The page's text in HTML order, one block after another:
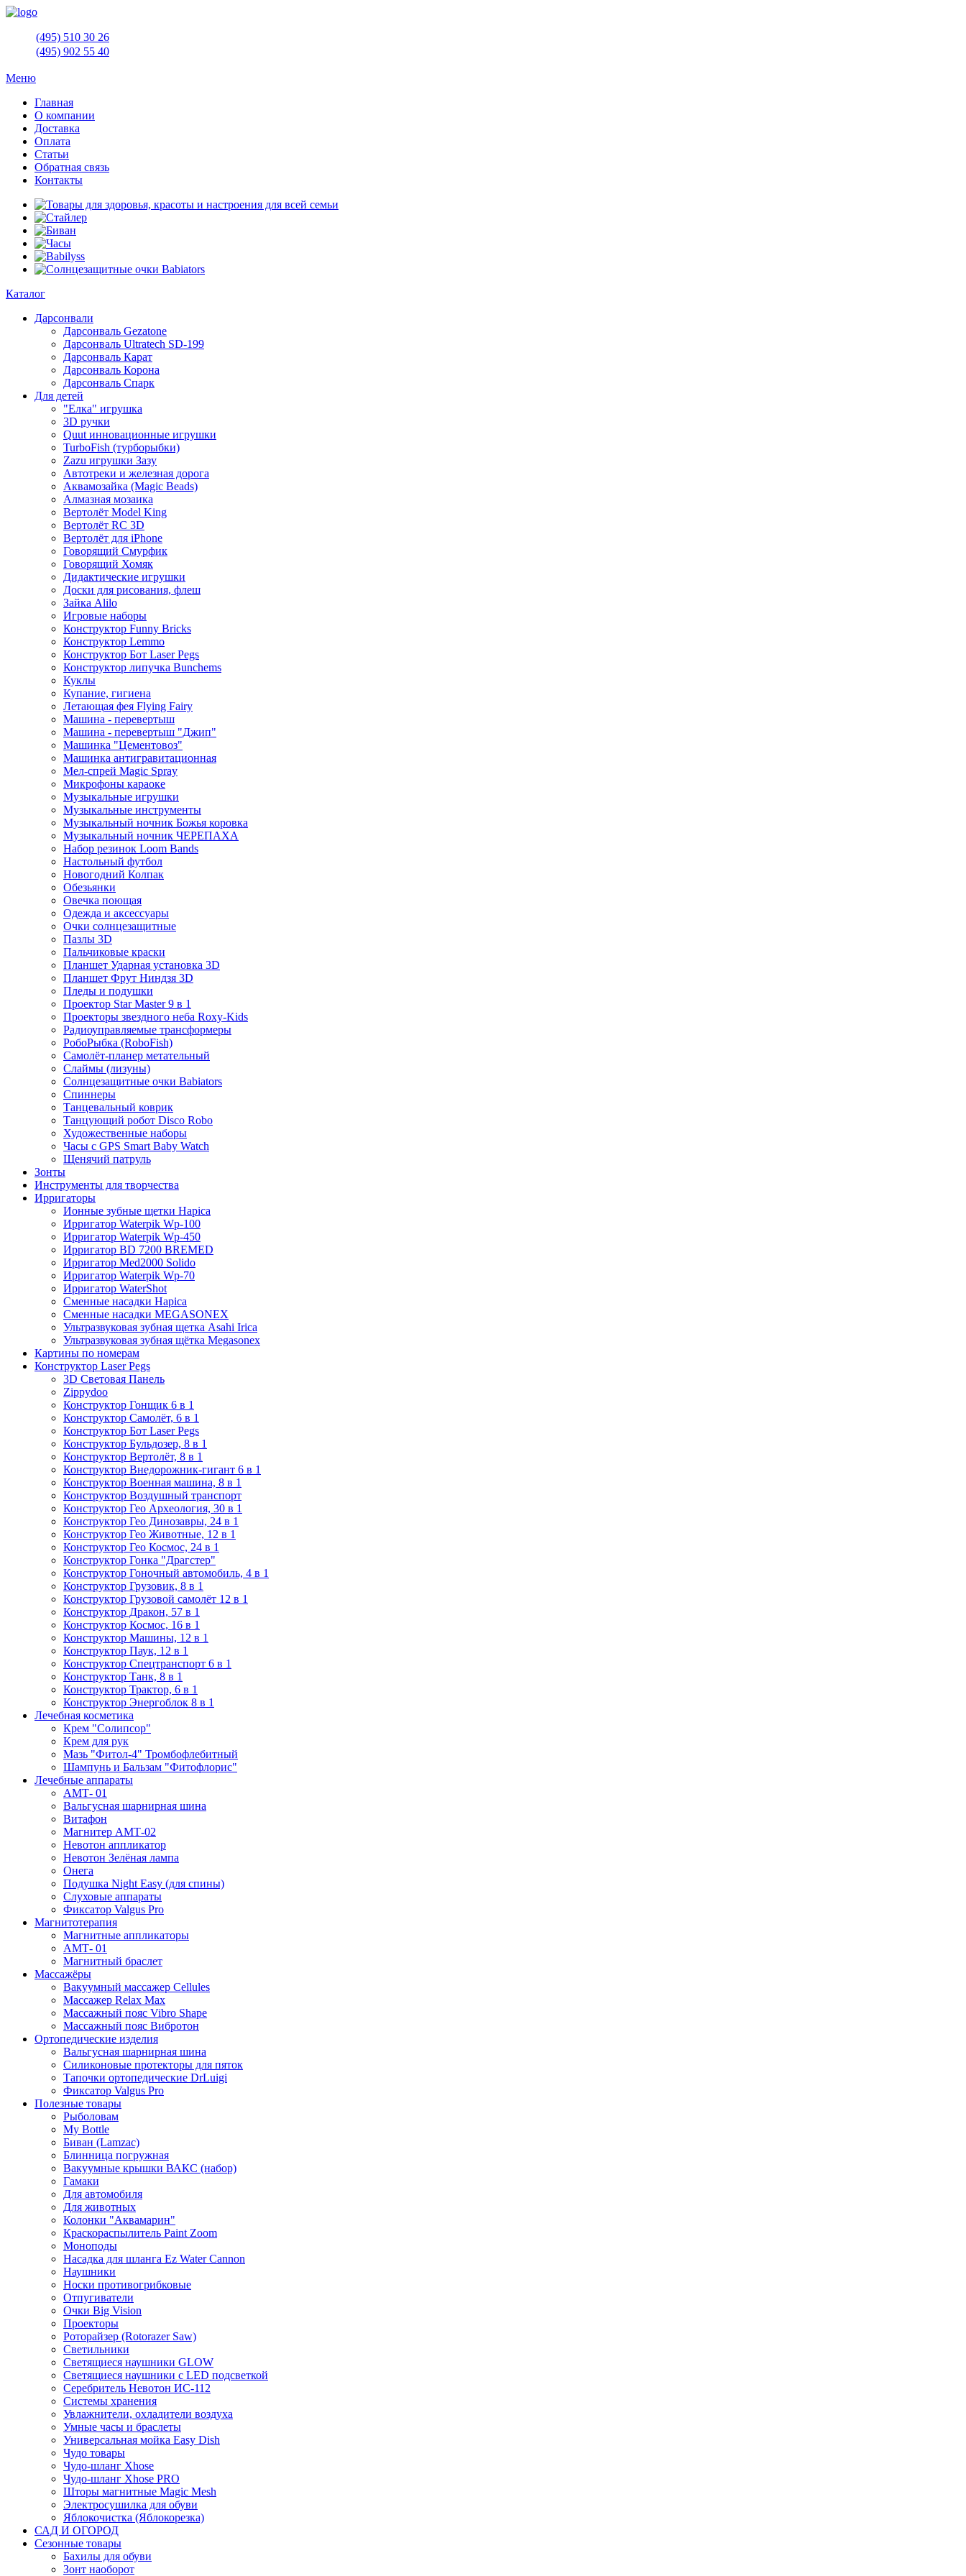
(495) 510 30 26
(495) 902 55 40
Меню
Главная
О компании
Доставка
Оплата
Статьи
Обратная связь
Контакты
Каталог
Дарсонвали
Дарсонваль Gezatone
Дарсонваль Ultratech SD-199
Дарсонваль Карат
Дарсонваль Корона
Дарсонваль Спарк
Для детей
"Елка" игрушка
3D ручки
Quut инновационные игрушки
TurboFish (турборыбки)
Zazu игрушки Зазу
Автотреки и железная дорога
Аквамозайка (Magic Beads)
Алмазная мозаика
Вертолёт Model King
Вертолёт RC 3D
Вертолёт для iPhone
Говорящий Смурфик
Говорящий Хомяк
Дидактические игрушки
Доски для рисования, флеш
Зайка Alilo
Игровые наборы
Конструктор Funny Bricks
Конструктор Lemmo
Конструктор Бот Laser Pegs
Конструктор липучка Bunchems
Куклы
Купание, гигиена
Летающая фея Flying Fairy
Машина - перевертыш
Машина - перевертыш "Джип"
Машинка "Цементовоз"
Машинка антигравитационная
Мел-спрей Magic Spray
Микрофоны караоке
Музыкальные игрушки
Музыкальные инструменты
Музыкальный ночник Божья коровка
Музыкальный ночник ЧЕРЕПАХА
Набор резинок Loom Bands
Настольный футбол
Новогодний Колпак
Обезьянки
Овечка поющая
Одежда и аксессуары
Очки солнцезащитные
Пазлы 3D
Пальчиковые краски
Планшет Ударная установка 3D
Планшет Фрут Ниндзя 3D
Пледы и подушки
Проектор Star Master 9 в 1
Проекторы звездного неба Roxy-Kids
Радиоуправляемые трансформеры
РобоРыбка (RoboFish)
Самолёт-планер метательный
Слаймы (лизуны)
Солнцезащитные очки Babiators
Спиннеры
Танцевальный коврик
Танцующий робот Disco Robo
Художественные наборы
Часы с GPS Smart Baby Watch
Щенячий патруль
Зонты
Инструменты для творчества
Ирригаторы
Ионные зубные щетки Hapica
Ирригатор Waterpik Wp-100
Ирригатор Waterpik Wp-450
Ирригатор BD 7200 BREMED
Ирригатор Med2000 Solido
Ирригатор Waterpik Wp-70
Ирригатор WaterShot
Сменные насадки Hapica
Сменные насадки MEGASONEX
Ультразвуковая зубная щетка Asahi Irica
Ультразвуковая зубная щётка Megasonex
Картины по номерам
Конструктор Laser Pegs
3D Световая Панель
Zippydoo
Конструктор Гонщик 6 в 1
Конструктор Cамолёт, 6 в 1
Конструктор Бот Laser Pegs
Конструктор Бульдозер, 8 в 1
Конструктор Вертолёт, 8 в 1
Конструктор Внедорожник-гигант 6 в 1
Конструктор Военная машина, 8 в 1
Конструктор Воздушный транспорт
Конструктор Гео Археология, 30 в 1
Конструктор Гео Динозавры, 24 в 1
Конструктор Гео Животные, 12 в 1
Конструктор Гео Космос, 24 в 1
Конструктор Гонка "Драгстер"
Конструктор Гоночный автомобиль, 4 в 1
Конструктор Грузовик, 8 в 1
Конструктор Грузовой самолёт 12 в 1
Конструктор Дракон, 57 в 1
Конструктор Космос, 16 в 1
Конструктор Машины, 12 в 1
Конструктор Паук, 12 в 1
Конструктор Спецтранспорт 6 в 1
Конструктор Танк, 8 в 1
Конструктор Трактор, 6 в 1
Конструктор Энергоблок 8 в 1
Лечебная косметика
Крем "Солипсор"
Крем для рук
Мазь "Фитол-4" Тромбофлебитный
Шампунь и Бальзам "Фитофлорис"
Лечебные аппараты
АМТ- 01
Вальгусная шарнирная шина
Витафон
Магнитер АМТ-02
Невотон аппликатор
Невотон Зелёная лампа
Онега
Подушка Night Easy (для спины)
Слуховые аппараты
Фиксатор Valgus Pro
Магнитотерапия
Магнитные аппликаторы
АМТ- 01
Магнитный браслет
Массажёры
Вакуумный массажер Cellules
Массажер Relax Max
Массажный пояс Vibro Shape
Массажный пояс Вибротон
Ортопедические изделия
Вальгусная шарнирная шина
Силиконовые протекторы для пяток
Тапочки ортопедические DrLuigi
Фиксатор Valgus Pro
Полезные товары
Рыболовам
My Bottle
Биван (Lamzac)
Блинница погружная
Вакуумные крышки ВАКС (набор)
Гамаки
Для автомобиля
Для животных
Колонки "Аквамарин"
Краскораспылитель Paint Zoom
Моноподы
Насадка для шланга Ez Water Cannon
Наушники
Носки противогрибковые
Отпугиватели
Очки Big Vision
Проекторы
Роторайзер (Rotorazer Saw)
Светильники
Светящиеся наушники GLOW
Светящиеся наушники с LED подсветкой
Серебритель Невотон ИС-112
Системы хранения
Увлажнители, охладители воздуха
Умные часы и браслеты
Универсальная мойка Easy Dish
Чудо товары
Чудо-шланг Xhose
Чудо-шланг Xhose PRO
Шторы магнитные Magic Mesh
Электросушилка для обуви
Яблокочистка (Яблокорезка)
САД И ОГОРОД
Сезонные товары
Бахилы для обуви
Зонт наоборот